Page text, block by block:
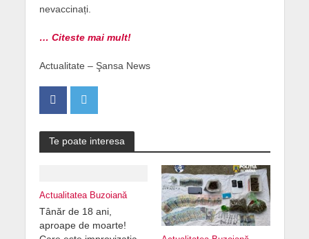
nevaccinați.
… Citeste mai mult!
Actualitate – Şansa News
Te poate interesa
Actualitatea Buzoiană
Tânăr de 18 ani,
aproape de moarte!